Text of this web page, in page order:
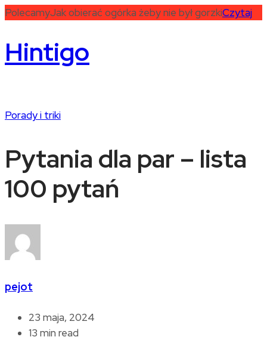
PolecamyJak obierać ogórka żeby nie był gorzkiCzytaj
Hintigo
Porady i triki
Pytania dla par – lista
100 pytań
pejot
23 maja, 2024
13 min read